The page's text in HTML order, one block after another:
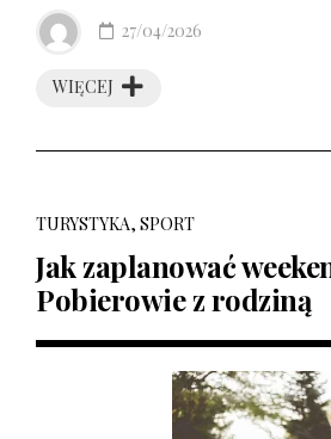
WIĘCEJ
27/04/2026
TURYSTYKA, SPORT
Jak zaplanować
Pobierowie z rodziną